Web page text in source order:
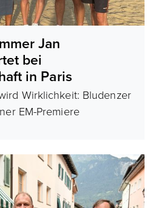
Jan
bei
in Paris
Wirklichkeit: Bludenzer
EM-Premiere